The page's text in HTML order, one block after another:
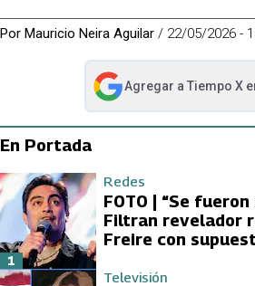
Por Mauricio Neira Aguilar / 22/05/2026 -
Agregar a Tiempo X
abre en nueva pestaña
En Portada
Redes
FOTO | “Se fueron
Filtran revelador
Freire con
1
Televisión